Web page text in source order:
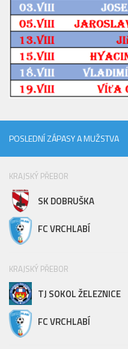
Realizační tým
Historie MB
Zápasy MB 2025/26
Zápasy MB 2024/25
2023/24
2020/21
2019/20
2018/19
Tabulka
St. dorost
Zápasy
Ml. dorost
POSLEDNÍ ZÁPASY A MUŽSTVA
KRAJSKÝ PŘEBOR
SK DOBRUŠKA
FC VRCHLABÍ
KRAJSKÝ PŘEBOR
TJ SOKOL ŽELEZNICE
FC VRCHLABÍ